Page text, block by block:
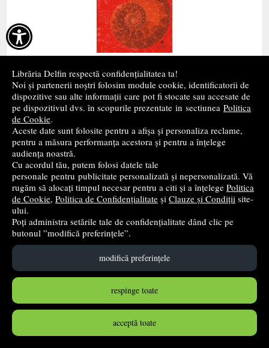

Librăria Delfin respectă confidențialitatea ta!
Noi și partenerii noștri folosim module cookie, identificatorii de
dispozitive sau alte informații care pot fi stocate sau accesate de
pe dispozitivul dvs. în scopurile prezentate in sectiunea Politica
de Cookie.
Aceste date sunt folosite pentru a afișa și personaliza reclame,
pentru a măsura performanța acestora și pentru a înțelege
audiența noastră.
Cu acordul tău, putem folosi datele tale
personale pentru publicitate personalizată și nepersonalizată. Vă
rugăm să alocați timpul necesar pentru a citi și a înțelege Politica
de Cookie, Politica de Confidențialitate și Clauze și Condiții site-
ului.
Poți administra setările tale de confidențialitate dând clic pe
butonul ”modifică preferințele”.
modifică preferințele
respinge toate
acceptă toate
Ecuatii - Armand Martinov
Cartea Romaneasca Educational - 2019
46,62lei
PRP:51,80 lei (-10%)
în stoc
Cumpără
Simularea examenului de bacalaureat. Matematica.